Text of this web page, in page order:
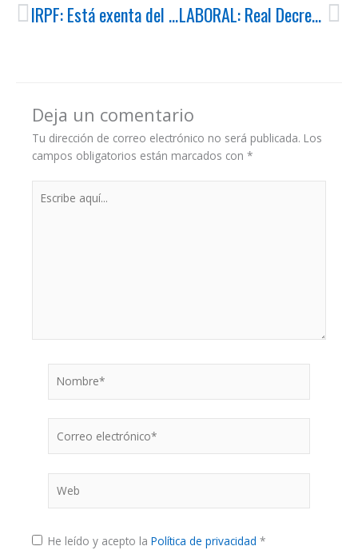
IRPF: Está exenta del IRPF la indemnización mínima obligatoria por cese de altos directivos LABORAL: Real Decreto 902/2020, de igualdad retributiva entre mujeres y hombres
Deja un comentario
Tu dirección de correo electrónico no será publicada. Los
campos obligatorios están marcados con *
aquí...
electrónico*
He leído y acepto la Política de privacidad *